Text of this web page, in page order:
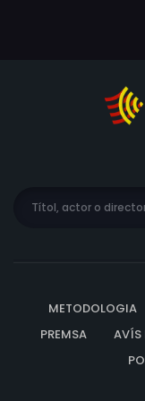
de vista d'algú
mentre examina
METODOLOGIA
PREMSA
AVÍS